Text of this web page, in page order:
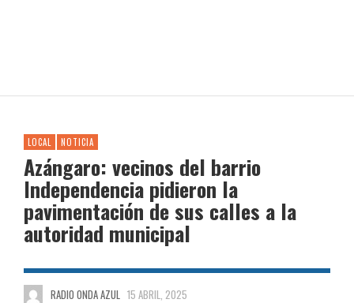
LOCAL NOTICIA
Azángaro: vecinos del barrio
Independencia pidieron la
pavimentación de sus calles a la
autoridad municipal
RADIO ONDA AZUL 15 ABRIL, 2025